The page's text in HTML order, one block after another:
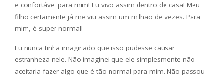
e confortável para mim! Eu vivo assim dentro de casa! Meu
filho certamente já me viu assim um milhão de vezes. Para
mim, é super normal!
Eu nunca tinha imaginado que isso pudesse causar
estranheza nele. Não imaginei que ele simplesmente não
aceitaria fazer algo que é tão normal para mim. Não passou